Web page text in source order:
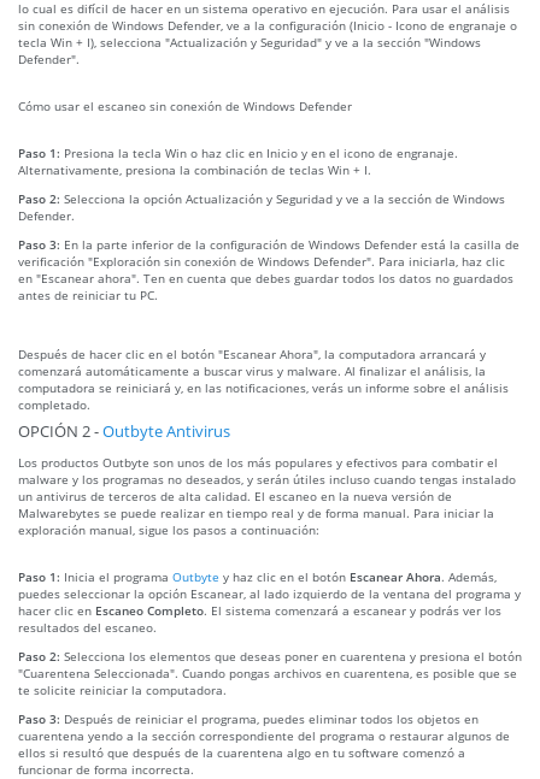
lo cual es difícil de hacer en un sistema operativo en ejecución. Para usar el análisis
sin conexión de Windows Defender, ve a la configuración (Inicio - Icono de engranaje o
tecla Win + I), selecciona "Actualización y Seguridad" y ve a la sección "Windows
Defender".
Cómo usar el escaneo sin conexión de Windows Defender
Paso 1: Presiona la tecla Win o haz clic en Inicio y en el icono de engranaje.
Alternativamente, presiona la combinación de teclas Win + I.
Paso 2: Selecciona la opción Actualización y Seguridad y ve a la sección de Windows
Defender.
Paso 3: En la parte inferior de la configuración de Windows Defender está la casilla de
verificación "Exploración sin conexión de Windows Defender". Para iniciarla, haz clic
en "Escanear ahora". Ten en cuenta que debes guardar todos los datos no guardados
antes de reiniciar tu PC.
Después de hacer clic en el botón "Escanear Ahora", la computadora arrancará y
comenzará automáticamente a buscar virus y malware. Al finalizar el análisis, la
computadora se reiniciará y, en las notificaciones, verás un informe sobre el análisis
completado.
OPCIÓN 2 -Outbyte Antivirus
Los productos Outbyte son unos de los más populares y efectivos para combatir el
malware y los programas no deseados, y serán útiles incluso cuando tengas instalado
un antivirus de terceros de alta calidad. El escaneo en la nueva versión de
Malwarebytes se puede realizar en tiempo real y de forma manual. Para iniciar la
exploración manual, sigue los pasos a continuación:
Paso 1: Inicia el programa Outbyte y haz clic en el botón Escanear Ahora. Además,
puedes seleccionar la opción Escanear, al lado izquierdo de la ventana del programa y
hacer clic en Escaneo Completo. El sistema comenzará a escanear y podrás ver los
resultados del escaneo.
Paso 2: Selecciona los elementos que deseas poner en cuarentena y presiona el botón
"Cuarentena Seleccionada". Cuando pongas archivos en cuarentena, es posible que se
te solicite reiniciar la computadora.
Paso 3: Después de reiniciar el programa, puedes eliminar todos los objetos en
cuarentena yendo a la sección correspondiente del programa o restaurar algunos de
ellos si resultó que después de la cuarentena algo en tu software comenzó a
funcionar de forma incorrecta.